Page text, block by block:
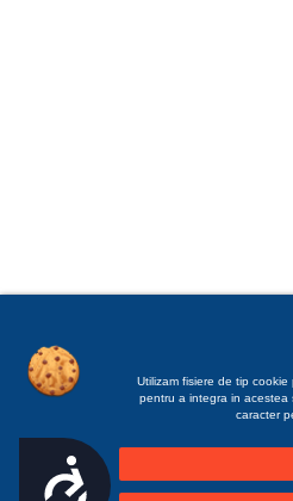
Accesibilitate
Utilizam fisiere de tip
pentru a integra in acestea
caracter